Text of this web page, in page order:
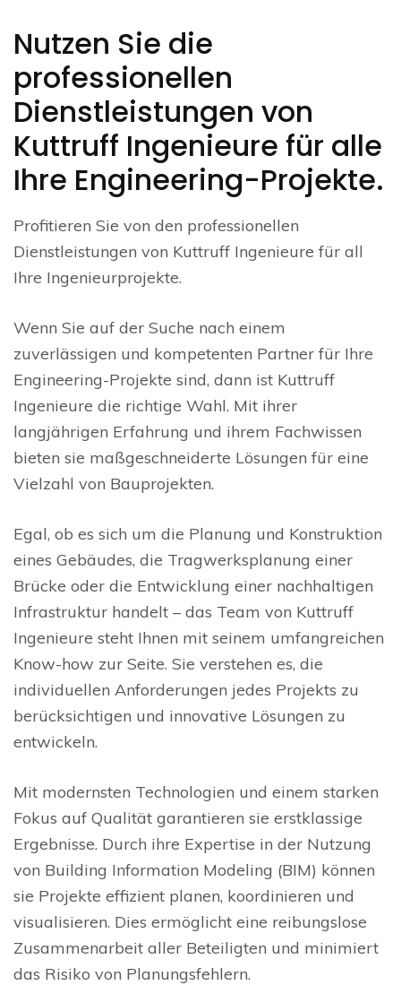
Nutzen Sie die
professionellen
Dienstleistungen von
Kuttruff Ingenieure für alle
Ihre Engineering-Projekte.
Profitieren Sie von den professionellen
Dienstleistungen von Kuttruff Ingenieure für all
Ihre Ingenieurprojekte.
Wenn Sie auf der Suche nach einem
zuverlässigen und kompetenten Partner für Ihre
Engineering-Projekte sind, dann ist Kuttruff
Ingenieure die richtige Wahl. Mit ihrer
langjährigen Erfahrung und ihrem Fachwissen
bieten sie maßgeschneiderte Lösungen für eine
Vielzahl von Bauprojekten.
Egal, ob es sich um die Planung und Konstruktion
eines Gebäudes, die Tragwerksplanung einer
Brücke oder die Entwicklung einer nachhaltigen
Infrastruktur handelt – das Team von Kuttruff
Ingenieure steht Ihnen mit seinem umfangreichen
Know-how zur Seite. Sie verstehen es, die
individuellen Anforderungen jedes Projekts zu
berücksichtigen und innovative Lösungen zu
entwickeln.
Mit modernsten Technologien und einem starken
Fokus auf Qualität garantieren sie erstklassige
Ergebnisse. Durch ihre Expertise in der Nutzung
von Building Information Modeling (BIM) können
sie Projekte effizient planen, koordinieren und
visualisieren. Dies ermöglicht eine reibungslose
Zusammenarbeit aller Beteiligten und minimiert
das Risiko von Planungsfehlern.